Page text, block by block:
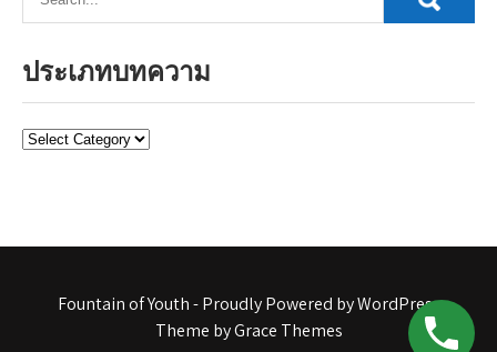
ประเภทบทความ
ประเภท
Fountain of Youth - Proudly Powered by WordPress
Theme by Grace Themes